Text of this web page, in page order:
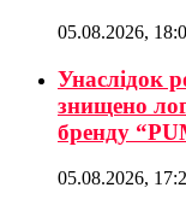
05.08.2026,
Унаслідок
знищено
бренду
05.08.2026,